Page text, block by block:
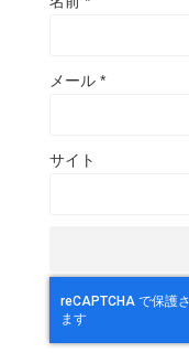
メール *
サイト